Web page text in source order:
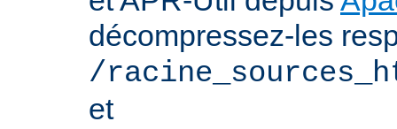
décompressez-les
/
et